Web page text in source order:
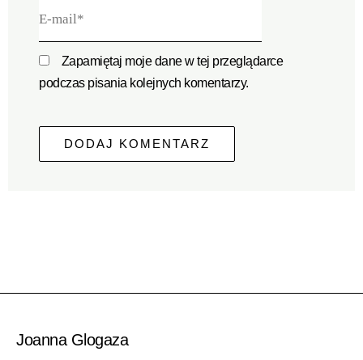
mail*
Zapamiętaj moje dane w tej przeglądarce
podczas pisania kolejnych komentarzy.
Joanna Glogaza